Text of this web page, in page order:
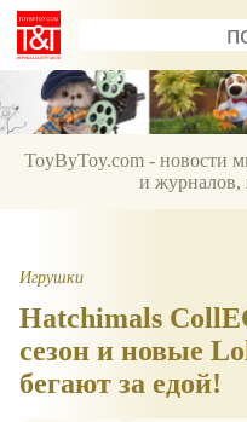
ToyByToy.com - новости
и журналов,
Игрушки
Hatchimals
сезон и новые
бегают за едой!